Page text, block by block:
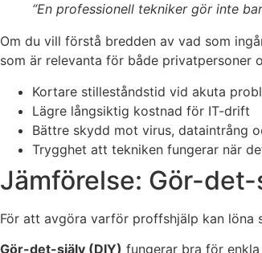
“En professionell tekniker gör inte
Om du vill förstå bredden av vad som
som är relevanta för både privatpersoner
Kortare stilleståndstid vid akuta
Lägre långsiktig kostnad för IT-drift
Bättre skydd mot virus, dataintrång
Trygghet att tekniken fungerar när
Jämförelse: Gör-
För att avgöra varför proffshjälp kan löna
Gör-det-själv (DIY) fungerar bra för